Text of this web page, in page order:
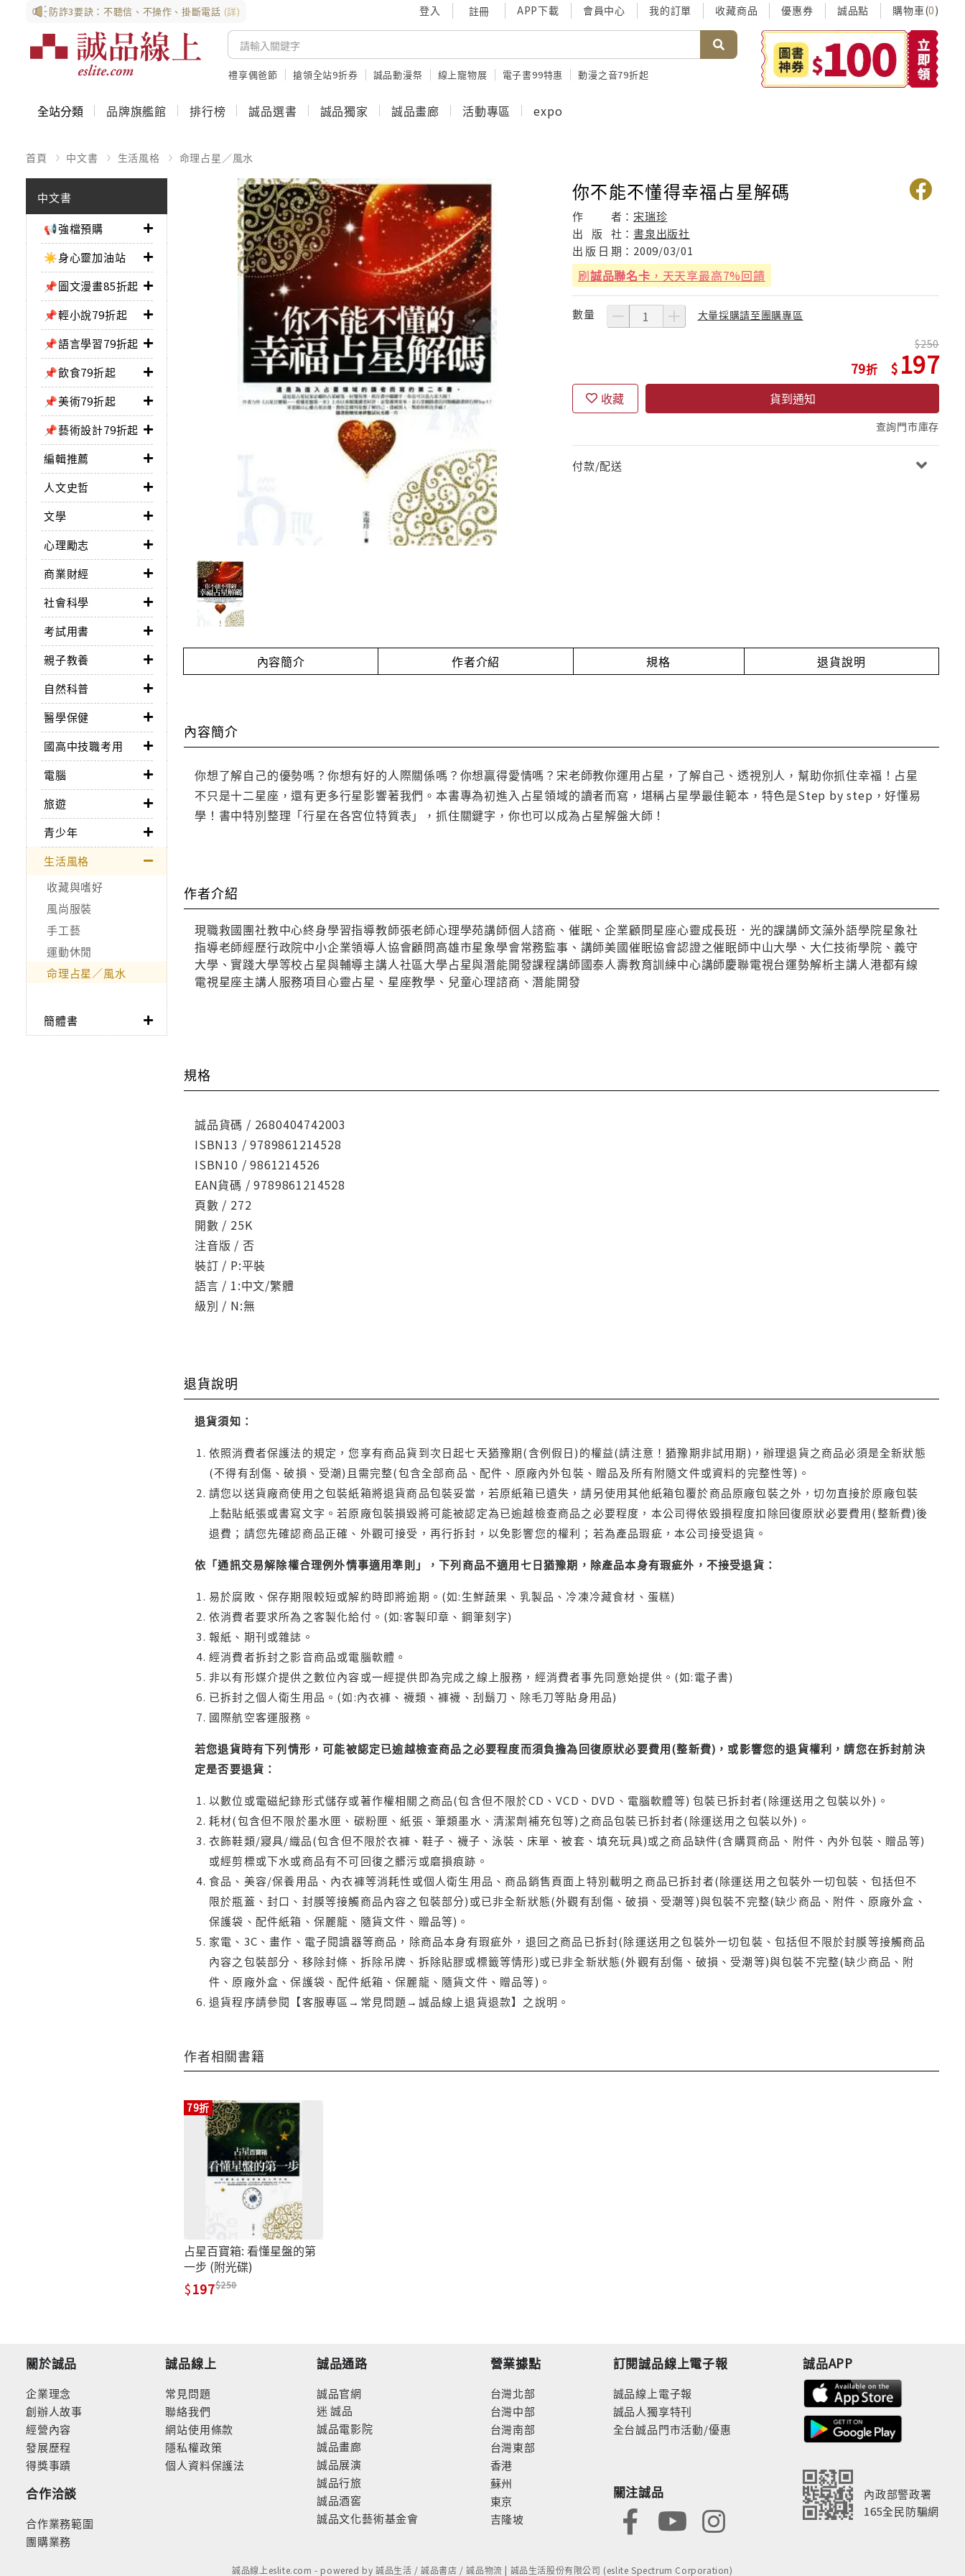
防詐3要訣：不聽信、不操作、掛斷電話 (詳) 登入 註冊 APP下載 會員中心 我的訂單 收藏商品 優惠券 誠品點 購物車(0)
禮享偶爸節 搶領全站9折券 誠品動漫祭 線上寵物展 電子書99特惠 動漫之音79折起
全站分類 品牌旗艦館 排行榜 誠品選書 誠品獨家 誠品畫廊 活動專區 expo
首頁 中文書 生活風格 命理占星／風水
中文書
📢強檔預購
☀️身心靈加油站
📌圖文漫畫85折起
📌輕小說79折起
📌語言學習79折起
📌飲食79折起
📌美術79折起
📌藝術設計79折起
編輯推薦
人文史哲
文學
心理勵志
商業財經
社會科學
考試用書
親子教養
自然科普
醫學保健
國高中技職考用
電腦
旅遊
青少年
生活風格
收藏與嗜好
風尚服裝
手工藝
運動休閒
命理占星／風水
簡體書
你不能不懂得幸福占星解碼
作 者： 宋瑞珍
出
版 社：書泉出版社
出 版 日 期： 2009/03/01
刷誠品聯名卡 ，天天享最高7%回饋
數量 大量採購請至團購專區
79
250
197
收藏 貨到通知
查詢門市庫存
付款/配送
內容簡介 作者介紹 規格 退貨說明
內容簡介
你想了解自己的優勢嗎？你想有好的人際關係嗎？你想贏得愛情嗎？宋老師教你運用占星，了解自己、透視別人，幫助你抓住幸福！占星
不只是十二星座，還有更多行星影響著我們。本書專為初進入占星領域的讀者而寫，堪稱占星學最佳範本，特色是Step by step，好懂易
學！書中特別整理「行星在各宮位特質表」，抓住關鍵字，你也可以成為占星解盤大師！
作者介紹
現職救國團社教中心終身學習指導教師張老師心理學苑講師個人諮商、催眠、企業顧問星座心靈成長班．光的課講師文藻外語學院星象社
指導老師經歷行政院中小企業領導人協會顧問高雄市星象學會常務監事、講師美國催眠協會認證之催眠師中山大學、大仁技術學院、義守
大學、實踐大學等校占星與輔導主講人社區大學占星與潛能開發課程講師國泰人壽教育訓練中心講師慶聯電視台運勢解析主講人港都有線
電視星座主講人服務項目心靈占星、星座教學、兒童心理諮商、潛能開發
規格
誠品貨碼 / 2680404742003
ISBN13 / 9789861214528
ISBN10 / 9861214526
EAN貨碼 / 9789861214528
頁數 / 272
開數 / 25K
注音版 / 否
裝訂 / P:平裝
語言 / 1:中文/繁體
級別 / N:無
退貨說明
退貨須知：
依照消費者保護法的規定，您享有商品貨到次日起七天猶豫期(含例假日)的權益(請注意！猶豫期非試用期)，辦理退貨之商品必須是全新狀態
(不得有刮傷、破損、受潮)且需完整(包含全部商品、配件、原廠內外包裝、贈品及所有附隨文件或資料的完整性等)。
請您以送貨廠商使用之包裝紙箱將退貨商品包裝妥當，若原紙箱已遺失，請另使用其他紙箱包覆於商品原廠包裝之外，切勿直接於原廠包裝
上黏貼紙張或書寫文字。若原廠包裝損毀將可能被認定為已逾越檢查商品之必要程度，本公司得依毀損程度扣除回復原狀必要費用(整新費)後
退費；請您先確認商品正確、外觀可接受，再行拆封，以免影響您的權利；若為產品瑕疵，本公司接受退貨。
依「通訊交易解除權合理例外情事適用準則」，下列商品不適用七日猶豫期，除產品本身有瑕疵外，不接受退貨：
易於腐敗、保存期限較短或解約時即將逾期。(如:生鮮蔬果、乳製品、冷凍冷藏食材、蛋糕)
依消費者要求所為之客製化給付。(如:客製印章、鋼筆刻字)
報紙、期刊或雜誌。
經消費者拆封之影音商品或電腦軟體。
非以有形媒介提供之數位內容或一經提供即為完成之線上服務，經消費者事先同意始提供。(如:電子書)
已拆封之個人衛生用品。(如:內衣褲、襪類、褲襪、刮鬍刀、除毛刀等貼身用品)
國際航空客運服務。
若您退貨時有下列情形，可能被認定已逾越檢查商品之必要程度而須負擔為回復原狀必要費用(整新費)，或影響您的退貨權利，請您在拆封前決
定是否要退貨：
以數位或電磁紀錄形式儲存或著作權相關之商品(包含但不限於CD、VCD、DVD、電腦軟體等) 包裝已拆封者(除運送用之包裝以外)。
耗材(包含但不限於墨水匣、碳粉匣、紙張、筆類墨水、清潔劑補充包等)之商品包裝已拆封者(除運送用之包裝以外)。
衣飾鞋類/寢具/織品(包含但不限於衣褲、鞋子、襪子、泳裝、床單、被套、填充玩具)或之商品缺件(含購買商品、附件、內外包裝、贈品等)
或經剪標或下水或商品有不可回復之髒污或磨損痕跡。
食品、美容/保養用品、內衣褲等消耗性或個人衛生用品、商品銷售頁面上特別載明之商品已拆封者(除運送用之包裝外一切包裝、包括但不
限於瓶蓋、封口、封膜等接觸商品內容之包裝部分)或已非全新狀態(外觀有刮傷、破損、受潮等)與包裝不完整(缺少商品、附件、原廠外盒、
保護袋、配件紙箱、保麗龍、隨貨文件、贈品等)。
家電、3C、畫作、電子閱讀器等商品，除商品本身有瑕疵外，退回之商品已拆封(除運送用之包裝外一切包裝、包括但不限於封膜等接觸商品
內容之包裝部分、移除封條、拆除吊牌、拆除貼膠或標籤等情形)或已非全新狀態(外觀有刮傷、破損、受潮等)與包裝不完整(缺少商品、附
件、原廠外盒、保護袋、配件紙箱、保麗龍、隨貨文件、贈品等)。
退貨程序請參閱【客服專區→常見問題→誠品線上退貨退款】之說明。
作者相關書籍
79折
占星百寶箱: 看懂星盤的第
一步 (附光碟)
197 250
關於誠品
企業理念
創辦人故事
經營內容
發展歷程
得獎事蹟
合作洽談
合作業務範圍
團購業務
誠品線上
常見問題
聯絡我們
網站使用條款
隱私權政策
個人資料保護法
誠品通路
誠品官網
迷 誠品
誠品電影院
誠品畫廊
誠品展演
誠品行旅
誠品酒窖
誠品文化藝術基金會
營業據點
台灣北部
台灣中部
台灣南部
台灣東部
香港
蘇州
東京
吉隆坡
訂閱誠品線上電子報
誠品線上電子報
誠品人獨享特刊
全台誠品門市活動/優惠
關注誠品
誠品APP
內政部警政署
165全民防騙網
誠品線上eslite.com - powered by 誠品生活 / 誠品書店 / 誠品物流 | 誠品生活股份有限公司 (eslite Spectrum Corporation)